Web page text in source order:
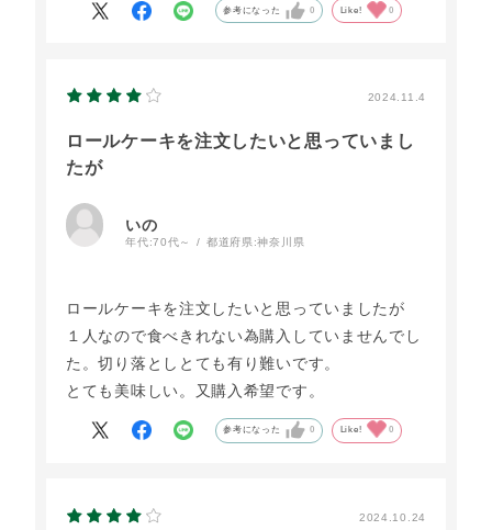
ーと一緒に食べる楽しみが増えました。
参考になった 0 Like! 0
2024.11.4
ロールケーキを注文したいと思っていまし
たが
いの
年代:70代～ 都道府県:神奈川県
ロールケーキを注文したいと思っていましたが
１人なので食べきれない為購入していませんでし
た。切り落としとても有り難いです。
とても美味しい。又購入希望です。
参考になった 0 Like! 0
2024.10.24